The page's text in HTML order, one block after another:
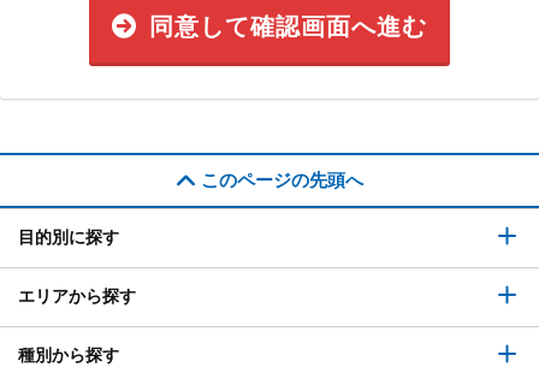
同意して確認画面へ進む
このページの先頭へ
目的別に探す
エリアから探す
種別から探す